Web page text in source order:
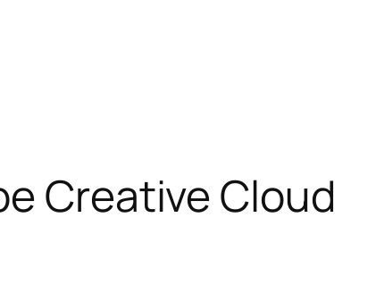
Creative Cloud